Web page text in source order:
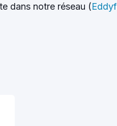
dans notre réseau (